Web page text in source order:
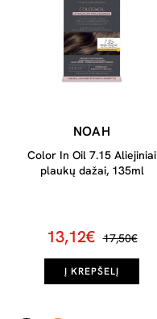
NOAH
Color In Oil 7.15 Aliejiniai
plaukų dažai, 135ml
13,12€ 17,50€
Į KREPŠELĮ